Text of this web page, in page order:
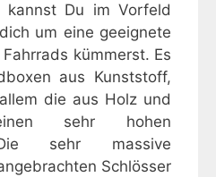
kannst Du im Vorfeld
um eine geeignete
kümmerst. Es
aus Kunststoff,
die aus Holz und
sehr hohen
Die sehr massive
Schlösser